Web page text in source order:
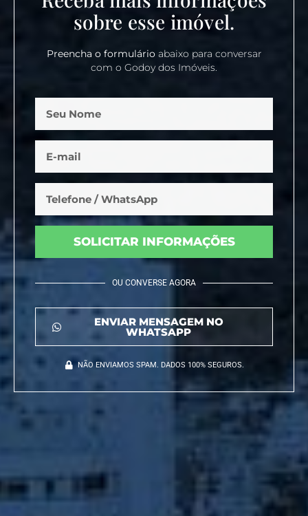
sobre esse imóvel.
Preencha o formulárioabaixo para conversar
com o Godoy dos Imóveis.
SOLICITAR INFORMAÇÕES
OU CONVERSE AGORA
ENVIAR MENSAGEM NO
WHATSAPP
NÃO ENVIAMOS SPAM. DADOS 100% SEGUROS.